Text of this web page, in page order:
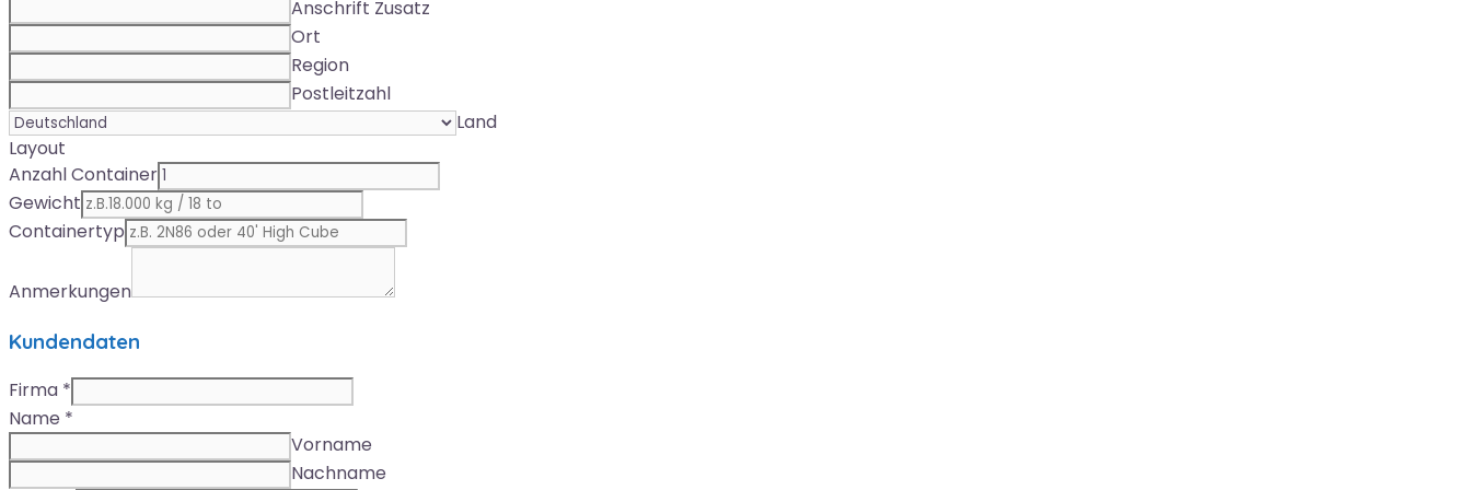
Anschrift Zusatz
Ort
Region
Postleitzahl
Land
Layout
Anzahl Container
Gewicht
Containertyp
Anmerkungen
Kundendaten
Firma *
Name *
Vorname
Nachname